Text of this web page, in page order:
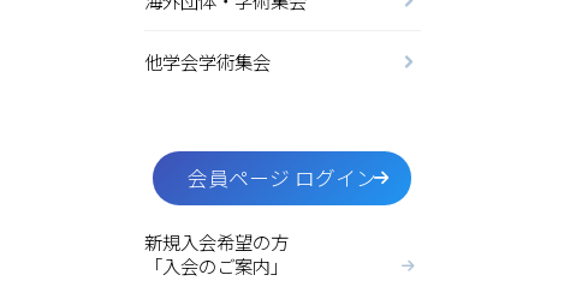
他学会学術集会
会員ページ ログイン
新規入会希望の方
「入会のご案内」